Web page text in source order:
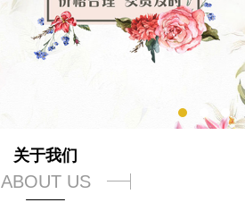
关于我们
ABOUT US